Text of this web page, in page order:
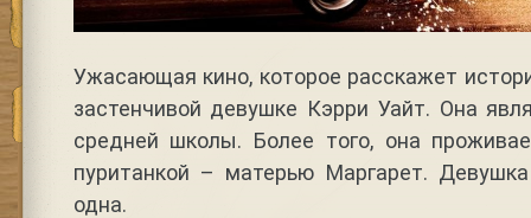
Ужасающая кино, которое расскажет
застенчивой девушке Кэрри Уайт. Она
средней школы. Более того, она
пуританкой – матерью Маргарет.
одна.